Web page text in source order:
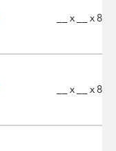
__ x __ x 80
__ x __ x 80